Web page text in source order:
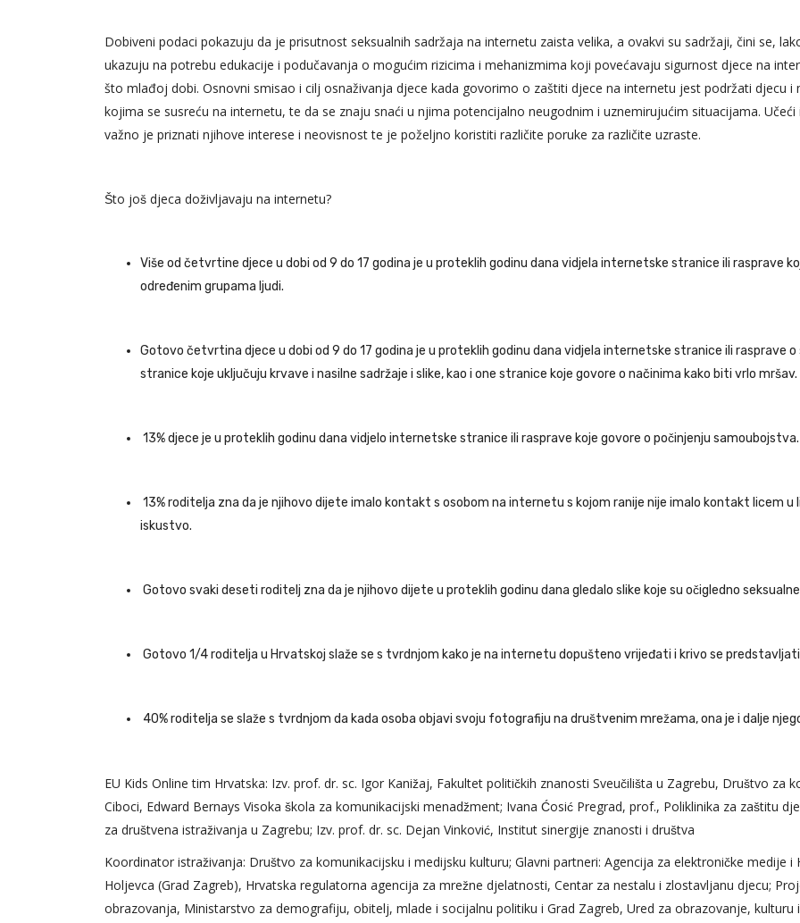
Dobiveni podaci pokazuju da je prisutnost seksualnih sadržaja na internetu zaista velika, a ovakvi su sadržaji, čini se,
ukazuju na potrebu edukacije i podučavanja o mogućim rizicima i mehanizmima koji povećavaju sigurnost djece na
što mlađoj dobi. Osnovni smisao i cilj osnaživanja djece kada govorimo o zaštiti djece na internetu jest podržati djecu
kojima se susreću na internetu, te da se znaju snaći u njima potencijalno neugodnim i uznemirujućim situacijama.
važno je priznati njihove interese i neovisnost te je poželjno koristiti različite poruke za različite uzraste.
Što još djeca doživljavaju na internetu?
Više od četvrtine djece u dobi od 9 do 17 godina je u proteklih godinu dana vidjela internetske stranice ili rasprave
određenim grupama ljudi.
Gotovo četvrtina djece u dobi od 9 do 17 godina je u proteklih godinu dana vidjela internetske stranice ili rasprave
stranice koje uključuju krvave i nasilne sadržaje i slike, kao i one stranice koje govore o načinima kako biti vrlo mršav.
13% djece je u proteklih godinu dana vidjelo internetske stranice ili rasprave koje govore o počinjenju samoubojstva.
13% roditelja zna da je njihovo dijete imalo kontakt s osobom na internetu s kojom ranije nije imalo kontakt licem
iskustvo.
Gotovo svaki deseti roditelj zna da je njihovo dijete u proteklih godinu dana gledalo slike koje su očigledno
Gotovo 1/4 roditelja u Hrvatskoj slaže se s tvrdnjom kako je na internetu dopušteno vrijeđati i krivo se
40% roditelja se slaže s tvrdnjom da kada osoba objavi svoju fotografiju na društvenim mrežama, ona je i dalje
EU Kids Online tim Hrvatska: Izv. prof. dr. sc. Igor Kanižaj, Fakultet političkih znanosti Sveučilišta u Zagrebu, Društvo za
Ciboci, Edward Bernays Visoka škola za komunikacijski menadžment; Ivana Ćosić Pregrad, prof., Poliklinika za zaštitu
za društvena istraživanja u Zagrebu; Izv. prof. dr. sc. Dejan Vinković, Institut sinergije znanosti i društva
Koordinator istraživanja: Društvo za komunikacijsku i medijsku kulturu; Glavni partneri: Agencija za elektroničke medije i
Holjevca (Grad Zagreb), Hrvatska regulatorna agencija za mrežne djelatnosti, Centar za nestalu i zlostavljanu djecu;
obrazovanja, Ministarstvo za demografiju, obitelj, mlade i socijalnu politiku i Grad Zagreb, Ured za obrazovanje, kulturu